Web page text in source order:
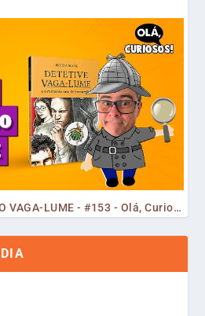
MEMÓRIAS DA COLEÇÃO VAGA-LUME - #153 - Olá, Curiosos! 2023